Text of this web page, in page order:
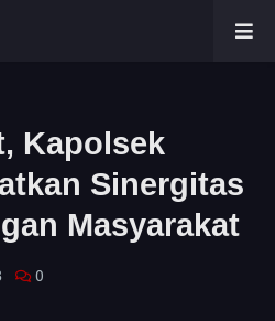
Kapolsek
Sinergitas
Masyarakat
0